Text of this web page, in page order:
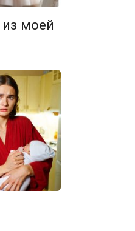
моей